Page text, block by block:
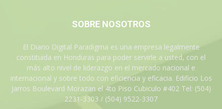
SOBRE NOSOTROS
El Diario Digital Paradigma es una empresa legalmente
constituida en Honduras para poder servirle a usted, con el
más alto nivel de liderazgo en el mercado nacional e
internacional y sobre todo con eficiencia y eficacia. Edificio Los
Jarros Boulevard Morazan el 4to Piso Cubiculo #402 Tel: (504)
2231-3303 / (504) 9522-3307